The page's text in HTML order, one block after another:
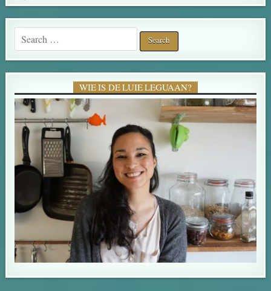
Search for:
WIE IS DE LUIE LEGUAAN?